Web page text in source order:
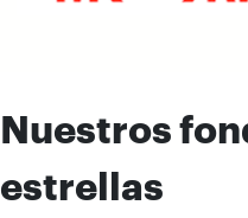
Nuestros
estrellas